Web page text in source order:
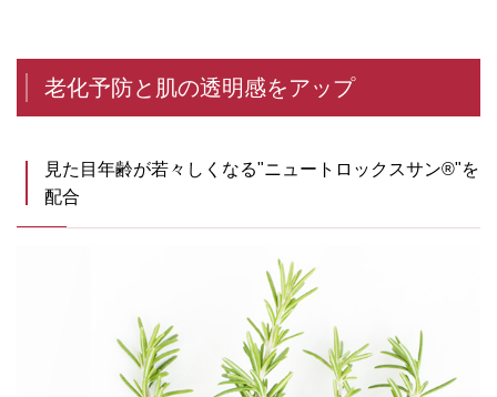
老化予防と肌の透明感をアップ
見た目年齢が若々しくなる"ニュートロックスサン®"を
配合